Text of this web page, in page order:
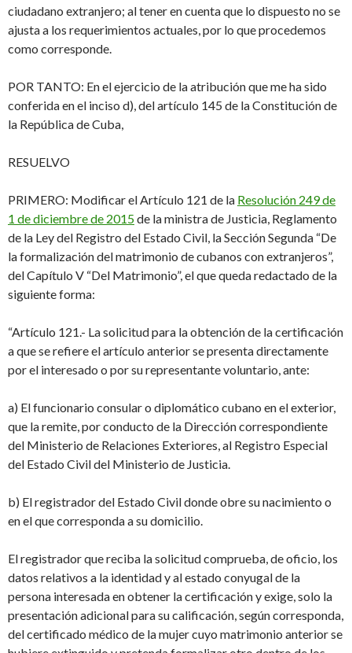
ciudadano extranjero; al tener en cuenta que lo dispuesto no se
ajusta a los requerimientos actuales, por lo que procedemos
como corresponde.
POR TANTO: En el ejercicio de la atribución que me ha sido
conferida en el inciso d), del artículo 145 de la Constitución de
la República de Cuba,
RESUELVO
PRIMERO: Modificar el Artículo 121 de la Resolución 249 de
1 de diciembre de 2015de la ministra de Justicia, Reglamento
de la Ley del Registro del Estado Civil , la Sección Segunda “De
la formalización del matrimonio de cubanos con extranjeros”,
del Capítulo V “Del Matrimonio”, el que queda redactado de la
siguiente forma:
“Artículo 121.- La solicitud para la obtención de la certificación
a que se refiere el artículo anterior se presenta directamente
por el interesado o por su representante voluntario, ante:
a) El funcionario consular o diplomático cubano en el exterior,
que la remite, por conducto de la Dirección correspondiente
del Ministerio de Relaciones Exteriores, al Registro Especial
del Estado Civil del Ministerio de Justicia.
b) El registrador del Estado Civil donde obre su nacimiento o
en el que corresponda a su domicilio.
El registrador que reciba la solicitud comprueba, de oficio, los
datos relativos a la identidad y al estado conyugal de la
persona interesada en obtener la certificación y exige, solo la
presentación adicional para su calificación, según corresponda,
del certificado médico de la mujer cuyo matrimonio anterior se